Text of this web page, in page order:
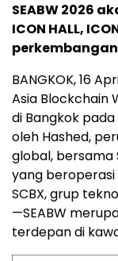
SEABW 2026
ICON HALL,
BANGKOK, 16
Asia Blockchain
di Bangkok pada
oleh Hashed,
global,
yang
SCBX, grup
—SEABW
terdepan di